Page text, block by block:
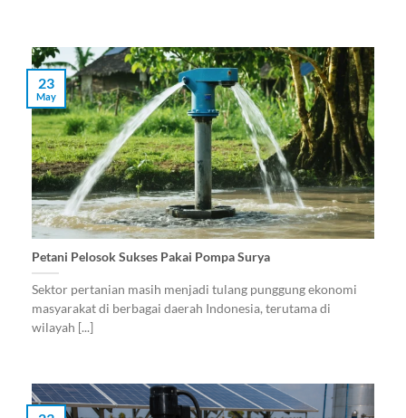
Petani Pelosok Sukses Pakai Pompa Surya
Sektor pertanian masih menjadi tulang punggung ekonomi
masyarakat di berbagai daerah Indonesia, terutama di
wilayah [...]
23
May